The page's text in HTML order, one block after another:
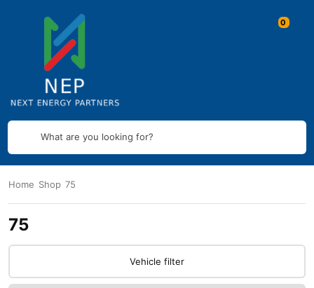
What are you looking for?
Home Shop 75
75
Vehicle filter